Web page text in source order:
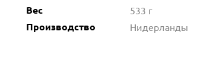
Вес 533 г
Производство Нидерланды